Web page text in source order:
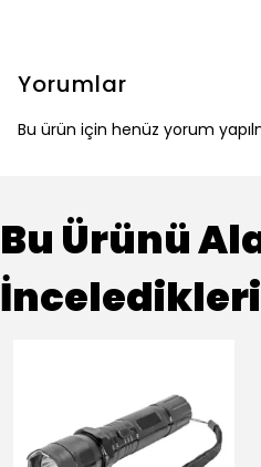
Yorumlar
Bu ürün için henüz yorum
Bu Ürünü
İnceledikleri